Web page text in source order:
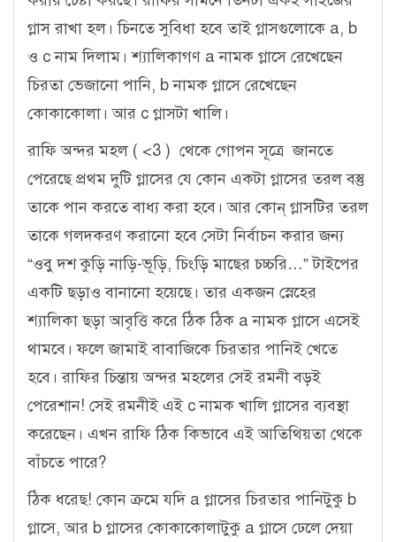
গ্লাস রাখা হল। চিনতে সুবিধা হবে তাই গ্লাসগুলোকে a, b
ও c নাম দিলাম। শ্যালিকাগণ a নামক গ্লাসে রেখেছেন
চিরতা ভেজানো পানি, b নামক গ্লাসে রেখেছেন
কোকাকোলা। আর c গ্লাসটা খালি।
রাফি অন্দর মহল ( <3 ) থেকে গোপন সূত্রে জানতে
পেরেছে প্রথম দুটি গ্লাসের যে কোন একটা গ্লাসের তরল বস্তু
তাকে পান করতে বাধ্য করা হবে। আর কোন্‌ গ্লাসটির তরল
তাকে গলদকরণ করানো হবে সেটা নির্বাচন করার জন্য
“ওবু দশ কুড়ি নাড়ি-ভূড়ি, চিংড়ি মাছের চচ্চরি…” টাইপের
একটি ছড়াও বানানো হয়েছে। তার একজন স্নেহের
শ্যালিকা ছড়া আবৃত্তি করে ঠিক ঠিক a নামক গ্লাসে এসেই
থামবে। ফলে জামাই বাবাজিকে চিরতার পানিই খেতে
হবে। রাফির চিন্তায় অন্দর মহলের সেই রমনী বড়ই
পেরেশান! সেই রমনীই এই c নামক খালি গ্লাসের ব্যবস্থা
করেছেন। এখন রাফি ঠিক কিভাবে এই আতিথিয়তা থেকে
বাঁচতে পারে?
ঠিক ধরেছ! কোন ক্রমে যদি a গ্লাসের চিরতার পানিটুকু b
গ্লাসে, আর b গ্লাসের কোকাকোলাটুকু a গ্লাসে ঢেলে দেয়া